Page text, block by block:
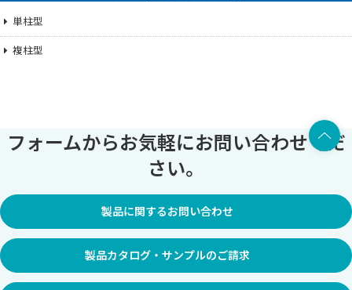
単柱型
複柱型
フォームからお気軽にお問い合わせくだ
さい。
製品に関するお問い合わせ
製品カタログ・サンプルのご請求